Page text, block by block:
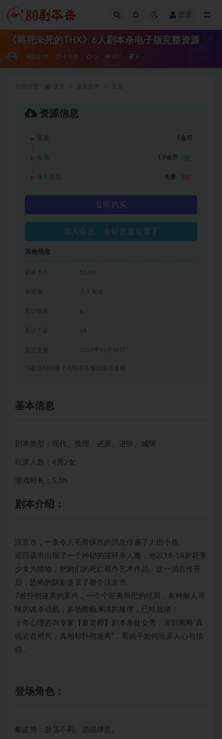
登录
《将死未死的THX》6人剧本杀电子版完整资源
最新剧本 4 年前 0 807 6
资源信息
普通 6金币
会员 1.8金币 3折
永久会员 免费
立即购买
加入会员，全站资源免费下
其他信息
剧本大小 11.8G
有效期 永久有效
累计销量 8
累计下载 19
2023年03月06日
下载遇到问题？可联系客服或留言反馈
基本信息
剧本类型：现代、推理、还原、进阶、城限
玩家人数：4男2女
游戏时长：5.5h
剧本介绍：
汉京市，一条令人毛骨悚然的消息传遍了大街小巷。
近日该市出现了一个神秘的连环杀人魔，他以16-18岁花季
少女为猎物，把她们的死亡视作艺术作品。这一消息传开
后，恐怖的阴影笼罩了整个汉京市。
7桩扑朔迷离的案件，一个个匪夷所思的结局，各种耐人寻
味的凶杀动机，多场酣畅淋漓的推理，已经就绪！
十年心理咨询专家【夏老师】剧本杀处女秀，深刻阐释“真
凶近在咫尺，真相却扑朔迷离”，看凶手如何玩弄人心与信
仰。
登场角色：
貂皮男：放荡不羁、洒脱肆意。